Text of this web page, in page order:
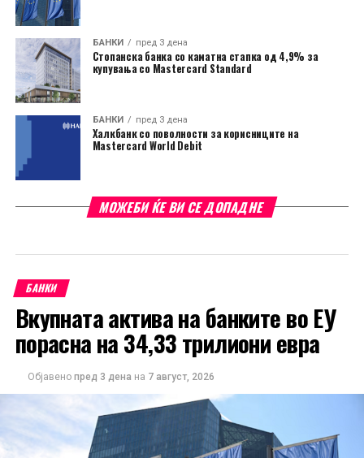
БАНКИ пред 3 дена
Стопанска банка со каматна стапка од 4,9% за
купувања со Mastercard Standard
БАНКИ пред 3 дена
Халкбанк со поволности за корисниците на
Mastercard World Debit
МОЖЕБИ ЌЕ ВИ СЕ ДОПАДНЕ
БАНКИ
Вкупната актива на банките во ЕУ
порасна на 34,33 трилиони евра
Објавено пред 3 дена на 7 август, 2026